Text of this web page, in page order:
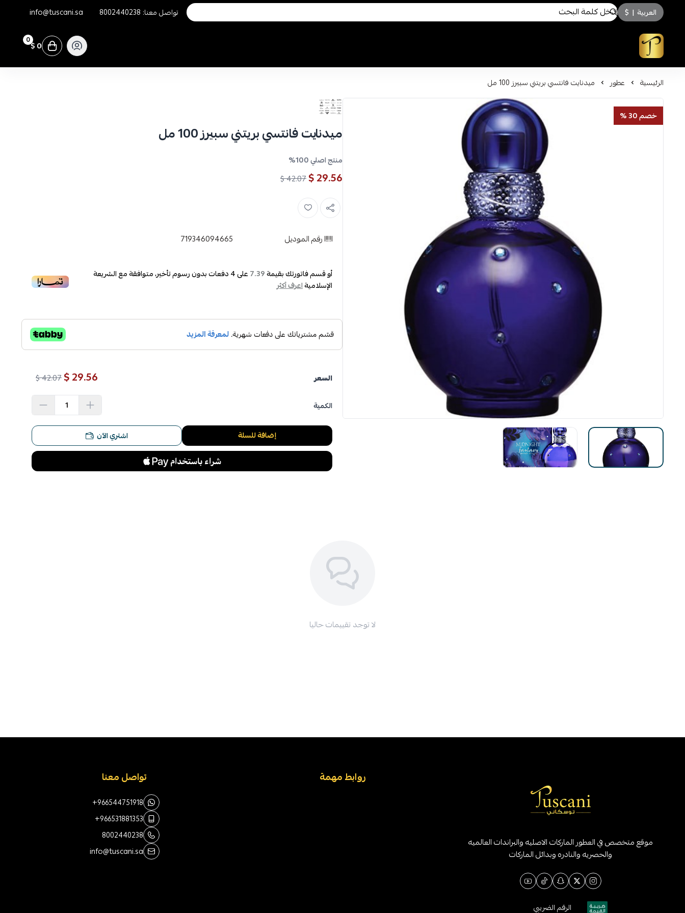
العربية |
$ تواصل معنا: 8002440238
info@tuscani.sa
توسكاني للعطور
0 0 $
الرئيسية عطور ميدنايت فانتسي بريتني سبيرز 100 مل
خصم 30 %
ميدنايت فانتسي بريتني سبيرز 100 مل
منتج اصلي 100%
29.56 $
42.07 $
رقم الموديل 719346094665
أو قسم فاتورتك بقيمة7.39 على4دفعات بدون رسوم تأخير، متوافقة مع الشريعة
الإسلاميةاعرف أكثر
السعر 29.56 $
42.07 $
الكمية
إضافة للسلة اشتري الآن
لا توجد تقييمات حاليا
موقع متخصص في العطور الماركات الاصليه والبراندات العالميه
والحصريه والنادره وبدائل الماركات
الرقم الضريبي
روابط مهمة تواصل معنا
+966544751918
+966531881353
8002440238
info@tuscani.sa